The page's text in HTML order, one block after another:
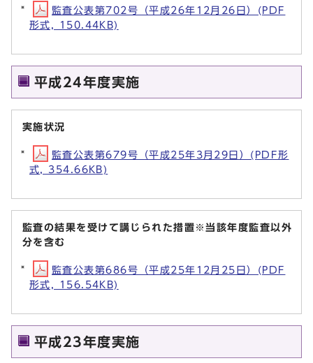
監査公表第702号（平成26年12月26日）(PDF
形式, 150.44KB)
平成24年度実施
実施状況
監査公表第679号（平成25年3月29日）(PDF形
式, 354.66KB)
監査の結果を受けて講じられた措置※当該年度監査以外
分を含む
監査公表第686号（平成25年12月25日）(PDF
形式, 156.54KB)
平成23年度実施